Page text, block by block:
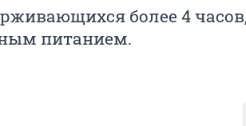
более 4
питанием.